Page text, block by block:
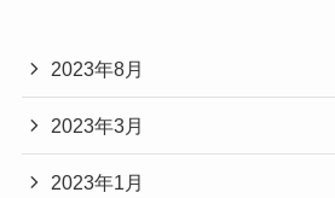
2023年8月
2023年3月
2023年1月